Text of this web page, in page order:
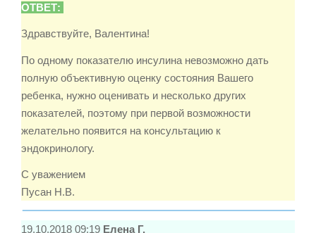
ОТВЕТ:
Здравствуйте, Валентина!
По одному показателю инсулина невозможно дать
полную объективную оценку состояния Вашего
ребенка, нужно оценивать и несколько других
показателей, поэтому при первой возможности
желательно появится на консультацию к
эндокринологу.
С уважением
Пусан Н.В.
19.10.2018 09:19 Елена Г.